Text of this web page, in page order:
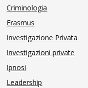
Criminologia
Erasmus
Investigazione Privata
Investigazioni private
Ipnosi
Leadership